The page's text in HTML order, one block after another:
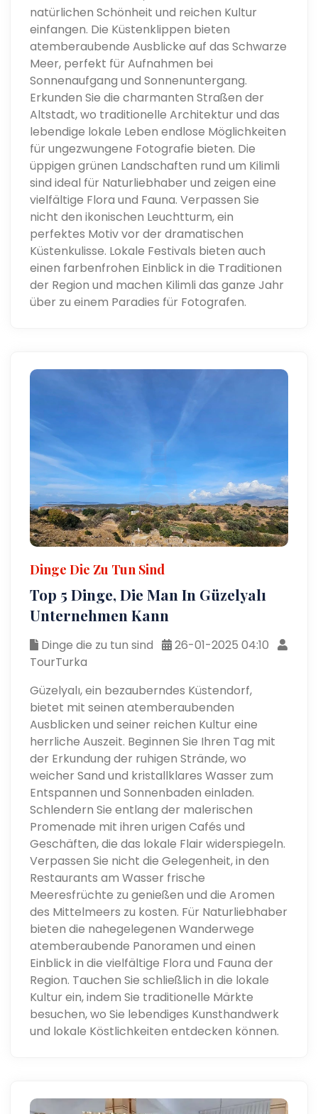
natürlichen Schönheit und reichen Kultur
einfangen. Die Küstenklippen bieten
atemberaubende Ausblicke auf das Schwarze
Meer, perfekt für Aufnahmen bei
Sonnenaufgang und Sonnenuntergang.
Erkunden Sie die charmanten Straßen der
Altstadt, wo traditionelle Architektur und das
lebendige lokale Leben endlose Möglichkeiten
für ungezwungene Fotografie bieten. Die
üppigen grünen Landschaften rund um Kilimli
sind ideal für Naturliebhaber und zeigen eine
vielfältige Flora und Fauna. Verpassen Sie
nicht den ikonischen Leuchtturm, ein
perfektes Motiv vor der dramatischen
Küstenkulisse. Lokale Festivals bieten auch
einen farbenfrohen Einblick in die Traditionen
der Region und machen Kilimli das ganze Jahr
über zu einem Paradies für Fotografen.
Dinge Die Zu Tun Sind
Top 5 Dinge, Die Man In Güzelyalı
Unternehmen Kann
Dinge die zu tun sind
26-01-2025 04:10
TourTurka
Güzelyalı, ein bezauberndes Küstendorf,
bietet mit seinen atemberaubenden
Ausblicken und seiner reichen Kultur eine
herrliche Auszeit. Beginnen Sie Ihren Tag mit
der Erkundung der ruhigen Strände, wo
weicher Sand und kristallklares Wasser zum
Entspannen und Sonnenbaden einladen.
Schlendern Sie entlang der malerischen
Promenade mit ihren urigen Cafés und
Geschäften, die das lokale Flair widerspiegeln.
Verpassen Sie nicht die Gelegenheit, in den
Restaurants am Wasser frische
Meeresfrüchte zu genießen und die Aromen
des Mittelmeers zu kosten. Für Naturliebhaber
bieten die nahegelegenen Wanderwege
atemberaubende Panoramen und einen
Einblick in die vielfältige Flora und Fauna der
Region. Tauchen Sie schließlich in die lokale
Kultur ein, indem Sie traditionelle Märkte
besuchen, wo Sie lebendiges Kunsthandwerk
und lokale Köstlichkeiten entdecken können.